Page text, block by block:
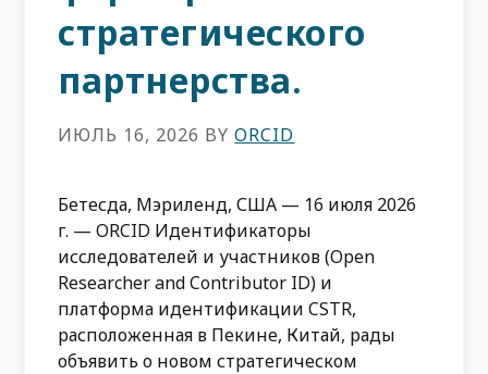
стратегического
партнерства.
ИЮЛЬ 16, 2026 BYORCID
Бетесда, Мэриленд, США — 16 июля 2026
г. — ORCID Идентификаторы
исследователей и участников (Open
Researcher and Contributor ID) и
платформа идентификации CSTR,
расположенная в Пекине, Китай, рады
объявить о новом стратегическом